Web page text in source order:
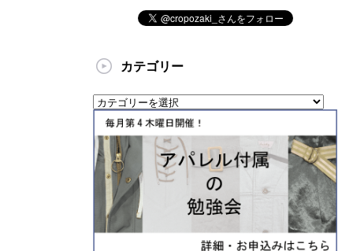
カテゴリー